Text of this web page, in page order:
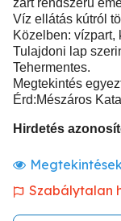
zárt rendszerű
Víz ellátás kútról
Közelben: vízpart,
Tulajdoni lap
Tehermentes.
Megtekintés
Érd:Mészáros
Hirdetés
Szabálytalan